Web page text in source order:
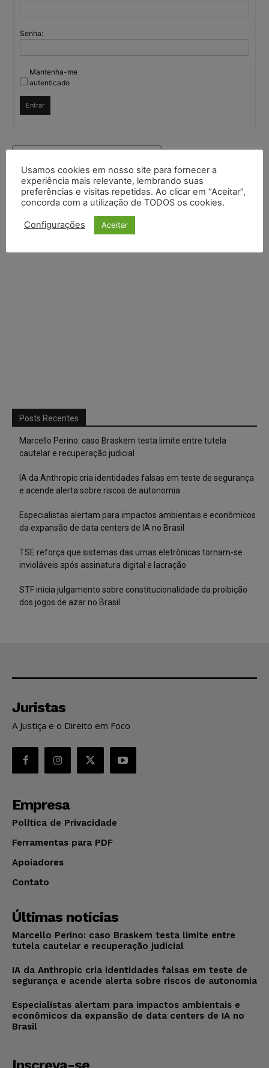
Senha:
Mantenha-me
autenticado
Entrar
Continuar comX
Posts Recentes
Marcello Perino: caso Braskem testa limite entre tutela
cautelar e recuperação judicial
IA da Anthropic cria identidades falsas em teste de segurança
e acende alerta sobre riscos de autonomia
Especialistas alertam para impactos ambientais e econômicos
da expansão de data centers de IA no Brasil
TSE reforça que sistemas das urnas eletrônicas tornam-se
invioláveis após assinatura digital e lacração
STF inicia julgamento sobre constitucionalidade da proibição
dos jogos de azar no Brasil
Juristas
A Justiça e o Direito em Foco
Empresa
Política de Privacidade
Ferramentas para PDF
Apoiadores
Contato
Últimas notícias
Marcello Perino: caso Braskem testa limite entre
tutela cautelar e recuperação judicial
IA da Anthropic cria identidades falsas em teste de
segurança e acende alerta sobre riscos de autonomia
Especialistas alertam para impactos ambientais e
econômicos da expansão de data centers de IA no
Brasil
Usamos cookies em nosso site para fornecer a
experiência mais relevante, lembrando suas
preferências e visitas repetidas. Ao clicar em “Aceitar”,
concorda com a utilização de TODOS os cookies.
Configurações Aceitar